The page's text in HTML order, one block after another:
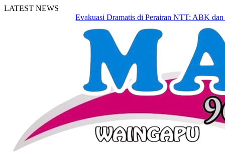
LATEST NEWS
Evakuasi Dramatis di Perairan NTT: ABK dan